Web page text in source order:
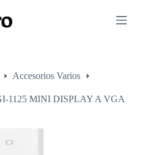
Accesorios Varios
1125 MINI DISPLAY A VGA